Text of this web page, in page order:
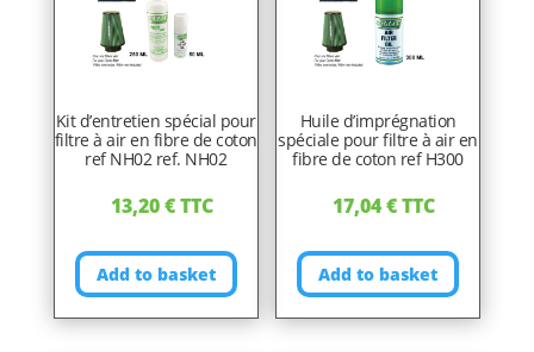
Kit d’entretien spécial pour
filtre à air en fibre de coton
ref NH02 ref. NH02
13,20€TTC
Add to basket
Huile d’imprégnation
spéciale pour filtre à air en
fibre de coton ref H300
17,04€TTC
Add to basket